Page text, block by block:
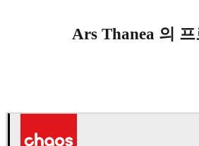
Ars Thanea 의